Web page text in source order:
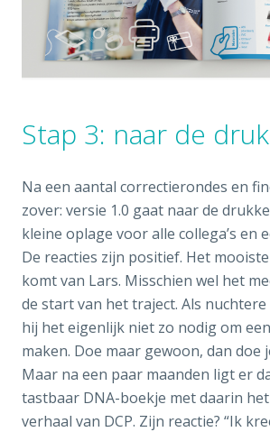
Stap 3: naar de
Na een aantal correctierondes en
zover: versie 1.0 gaat naar de
kleine oplage voor alle collega’s en
De reacties zijn positief. Het
komt van Lars. Misschien wel het
de start van het traject. Als
hij het eigenlijk niet zo nodig om
maken. Doe maar gewoon, dan doe
Maar na een paar maanden ligt er
tastbaar DNA-boekje met daarin
verhaal van DCP. Zijn reactie? “Ik